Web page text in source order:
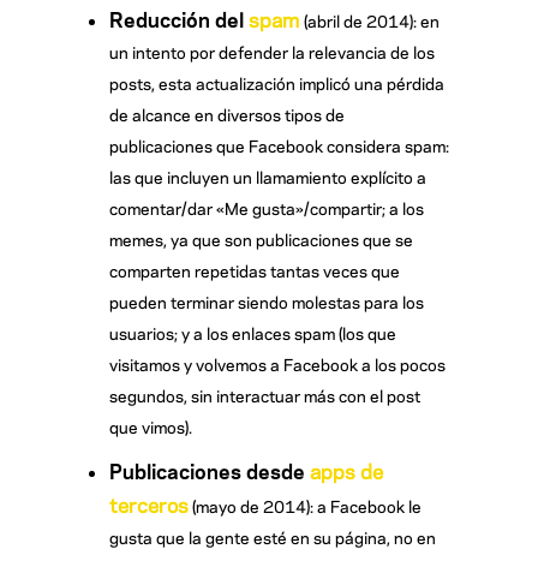
Reducción delspam (abril de 2014): en
un intento por defender la relevancia de los
posts, esta actualización implicó una pérdida
de alcance en diversos tipos de
publicaciones que Facebook considera spam:
las que incluyen un llamamiento explícito a
comentar/dar «Me gusta»/compartir; a los
memes, ya que son publicaciones que se
comparten repetidas tantas veces que
pueden terminar siendo molestas para los
usuarios; y a los enlaces spam (los que
visitamos y volvemos a Facebook a los pocos
segundos, sin interactuar más con el post
que vimos).
Publicaciones desde apps de
terceros(mayo de 2014): a Facebook le
gusta que la gente esté en su página, no en